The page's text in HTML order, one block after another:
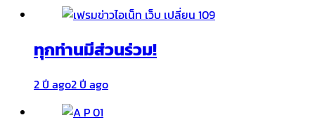
ทุกท่านมีส่วนร่วม!
2 ปี ago2 ปี ago